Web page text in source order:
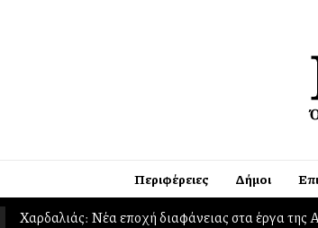
Περιφέρειες Δήμοι
Χαρδαλιάς: Νέα εποχή διαφάνειας στα έργα της